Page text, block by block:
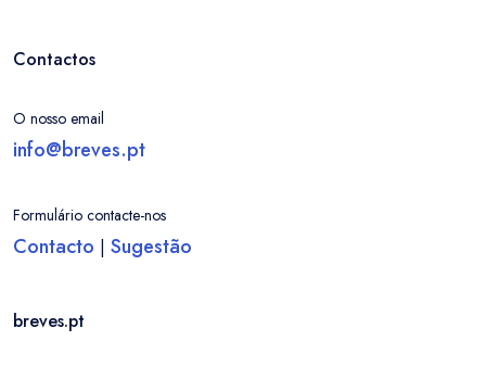
Contactos
O nosso email
info@breves.pt
Formulário contacte-nos
Contacto | Sugestão
breves.pt